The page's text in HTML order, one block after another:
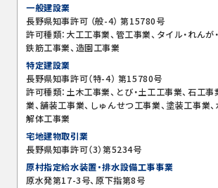
一般建設業
長野県知事許可 （般-4） 第15780号
許可種類：大工工事業、管工事業、タイル・れんが
鉄筋工事業、造園工事業
特定建設業
長野県知事許可（特-4） 第15780号
許可種類：土木工事業、とび・土工工事業、石工
業、舗装工事業、しゅんせつ工事業、塗装工事業
解体工事業
宅地建物取引業
長野県知事許可（3）第5234号
原村指定給水装置・排水設備工事事業
原水発第17-3号、原下指第8号